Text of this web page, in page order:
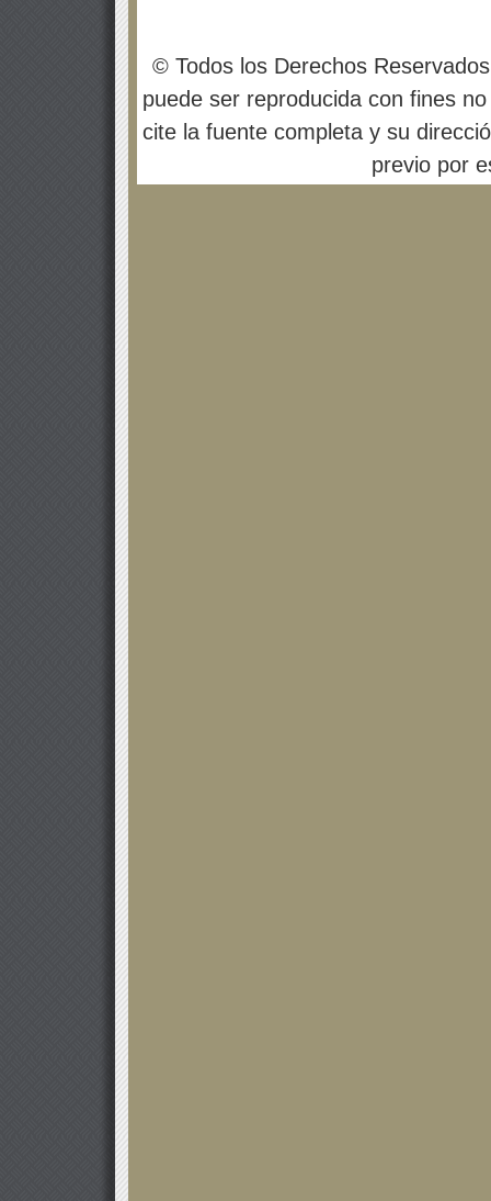
© Todos los Derechos
puede ser reproducida con fines
cite la fuente completa y su
previo por